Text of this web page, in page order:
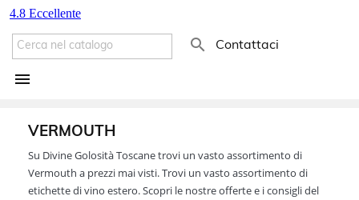
 Contattaci

VERMOUTH
Su Divine Golosità Toscane trovi un vasto assortimento di
Vermouth a prezzi mai visti. Trovi un vasto assortimento di
etichette di vino estero. Scopri le nostre offerte e i consigli del